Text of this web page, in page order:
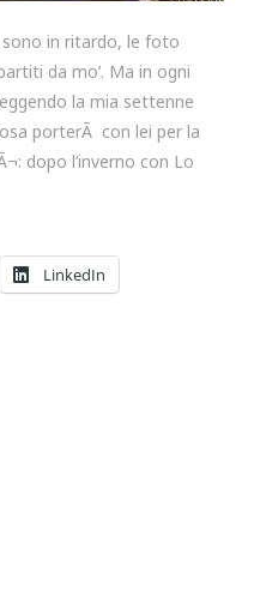
sono in ritardo, le foto
da mo’. Ma in ogni
la mia settenne
porterÃ con lei per la
dopo l’inverno con Lo
LinkedIn